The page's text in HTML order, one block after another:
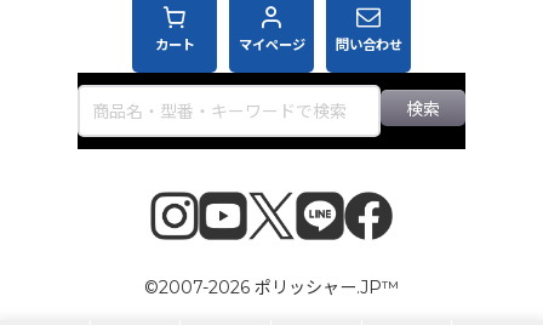
カート マイページ 問い合わせ
検索
©2007-2026 ポリッシャー.JP™